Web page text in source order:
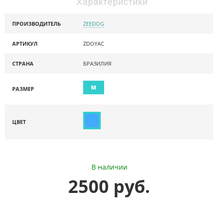
ПРОИЗВОДИТЕЛЬ ZEEDOG
АРТИКУЛ ZDOYAC
СТРАНА БРАЗИЛИЯ
РАЗМЕР M
ЦВЕТ
В наличии
2500 руб.